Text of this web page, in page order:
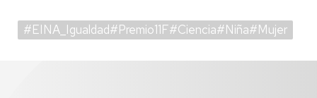
#EINA_Igualdad#Premio11F#Ciencia#Niña#Mujer